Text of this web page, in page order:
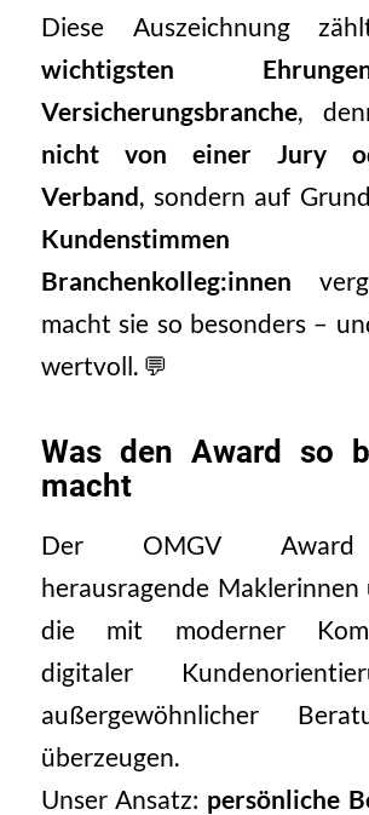
Diese Auszeichnung
wichtigsten
Versicherungsbranche,
nicht von einer Jury
Verband, sondern auf
Branchenkolleg:innen
macht sie so besonders –
wertvoll. 💬
Was den Award so
macht
Der OMGV
herausragende Maklerinnen
die mit moderner
digitaler
außergewöhnlicher
überzeugen.
Unser Ansatz: persönliche